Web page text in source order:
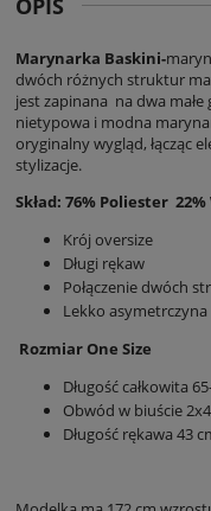
OPIS
Marynarka Baskini-
dwóch różnych struktur
jest zapinana na dwa
nietypowa i modna
oryginalny wygląd, łącząc
stylizacje.
Skład: 76% Poliester
Krój oversize
Długi rękaw
Połączenie dwóch
Lekko asymetrczyna
Rozmiar One Size
Długość całkowita
Obwód w biuście
Długość rękawa 43